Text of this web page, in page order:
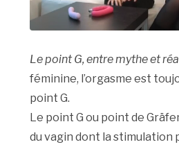
Le point G, entre mythe et
féminine, l’orgasme est
point G.
Le point G ou point de
du vagin dont la stimulation